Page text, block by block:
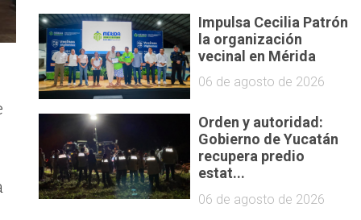
Impulsa Cecilia Patrón
la organización
vecinal en Mérida
06 de agosto de 2026
Orden y autoridad:
Gobierno de Yucatán
recupera predio
estat...
06 de agosto de 2026